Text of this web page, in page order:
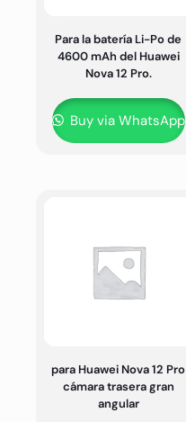
Para la batería Li-Po de
4600 mAh del Huawei
Nova 12 Pro.
Buy via WhatsApp
para Huawei Nova 12 Pro
cámara trasera gran
angular